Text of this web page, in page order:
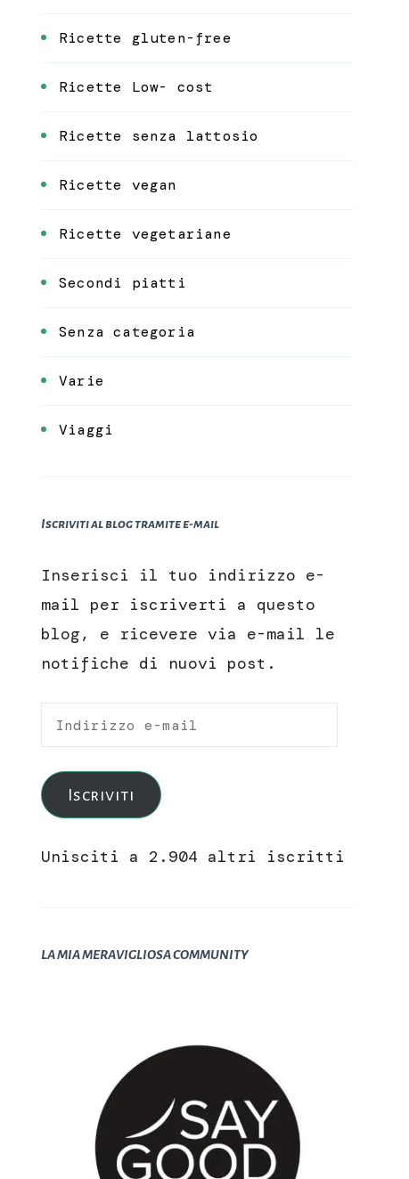
Ricette gluten-free
Ricette Low- cost
Ricette senza lattosio
Ricette vegan
Ricette vegetariane
Secondi piatti
Senza categoria
Varie
Viaggi
Iscriviti al blog tramite e-mail
Inserisci il tuo indirizzo e-
mail per iscriverti a questo
blog, e ricevere via e-mail le
notifiche di nuovi post.
Indirizzo
mail
Iscriviti
Unisciti a 2.904 altri iscritti
LA MIA MERAVIGLIOSA COMMUNITY